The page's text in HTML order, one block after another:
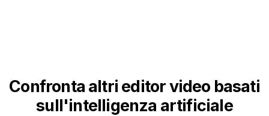
Confronta altri editor video basati
sull'intelligenza artificiale